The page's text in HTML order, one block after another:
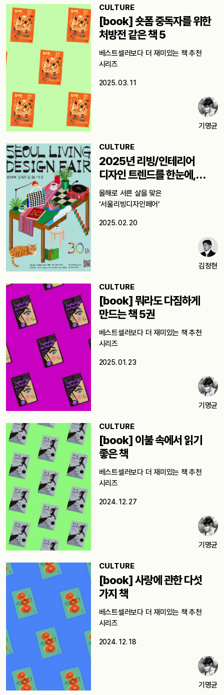
CULTURE
[book] 숏폼 중독자를 위한
처방전 같은 책 5
베스트셀러보다 더 재미있는 책 추천
시리즈
2025. 03. 11
기명균
CULTURE
2025년 리빙/인테리어
디자인 트렌드를 한눈에,
서울리빙디자인페어
올해로 서른 살을 맞은
‘서울리빙디자인페어’
2025. 02. 20
김정현
CULTURE
[book] 뭐라도 다짐하게
만드는 책 5권
베스트셀러보다 더 재미있는 책 추천
시리즈
2025. 01. 23
기명균
CULTURE
[book] 이불 속에서 읽기
좋은 책
베스트셀러보다 더 재미있는 책 추천
시리즈
2024. 12. 27
기명균
CULTURE
[book] 사랑에 관한 다섯
가지 책
베스트셀러보다 더 재미있는 책 추천
시리즈
2024. 12. 18
기명균